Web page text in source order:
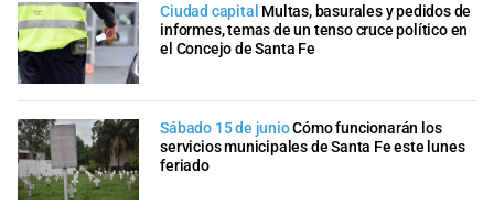
Ciudad capital Multas, basurales y pedidos de
informes, temas de un tenso cruce político en
el Concejo de Santa Fe
Sábado 15 de junioCómo funcionarán los
servicios municipales de Santa Fe este lunes
feriado